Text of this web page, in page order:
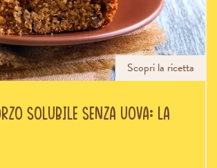
Scopri la ricetta
solubile senza uova: la